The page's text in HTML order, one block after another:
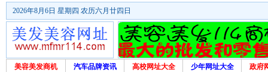
2026年8月6日 星期四 农历六月廿四日
美容美发商机 汽车品牌资讯 高校网址大全 少年网址大全 政府